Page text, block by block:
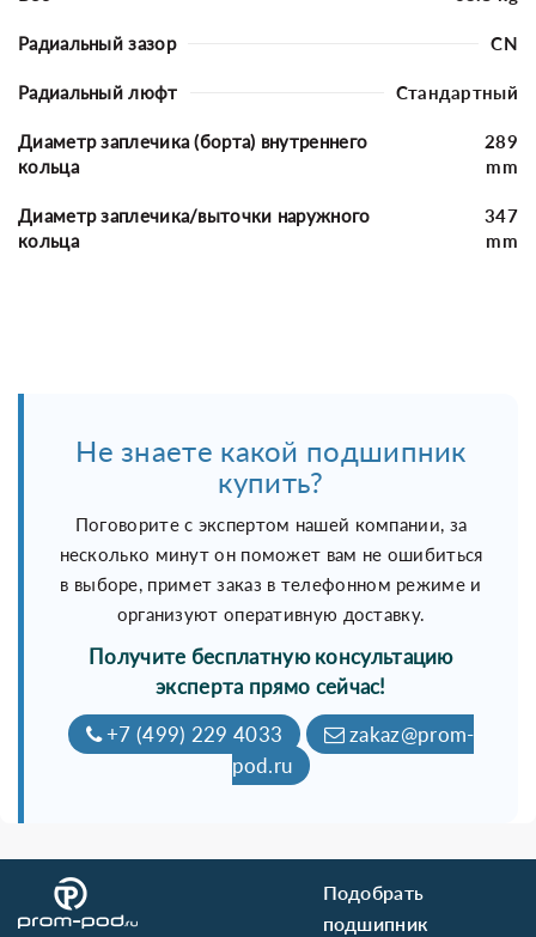
Радиальный зазор CN
Радиальный люфт Стандартный
Диаметр заплечика (борта) внутреннего
кольца
289
mm
Диаметр заплечика/выточки наружного
кольца
347
mm
Не знаете какой подшипник
купить?
Поговорите с экспертом нашей компании, за
несколько минут он поможет вам не ошибиться
в выборе, примет заказ в телефонном режиме и
организуют оперативную доставку.
Получите бесплатную консультацию
эксперта прямо сейчас!
+7 (499) 229 4033
zakaz@prom-
pod.ru
Подобрать
подшипник